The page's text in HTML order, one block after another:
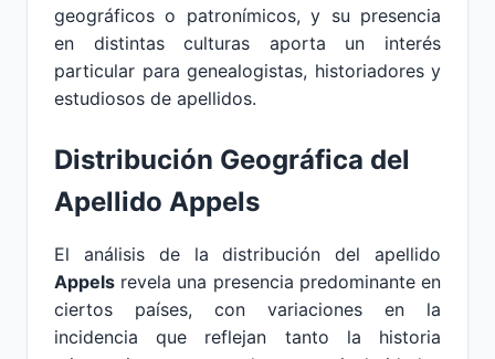
geográficos o patronímicos, y su presencia
en distintas culturas aporta un interés
particular para genealogistas, historiadores y
estudiosos de apellidos.
Distribución Geográfica del
Apellido Appels
El análisis de la distribución del apellido
Appels revela una presencia predominante en
ciertos países, con variaciones en la
incidencia que reflejan tanto la historia